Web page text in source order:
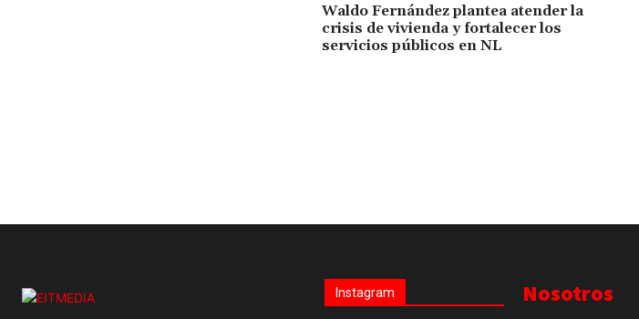
Waldo Fernández plantea atender la
crisis de vivienda y fortalecer los
servicios públicos en NL
Instagram Nosotros